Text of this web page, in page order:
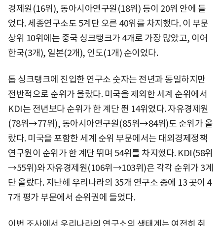
경제원(16위), 동아시아연구원(18위) 등이 20위 안에 들
었다. 세종연구소도 5계단 오른 40위를 차지했다. 이 부문
상위 10위에는 중국 싱크탱크가 4개로 가장 많았고, 이어
한국(3개), 일본(2개), 인도(1개) 순이었다.
톱 싱크탱크에 진입한 연구소 숫자는 전년과 동일하지만
전반적으로 순위가 올랐다. 미국을 제외한 세계 순위에서
KDI는 전년보다 순위가 한 계단 뛴 14위였다. 자유경제원
(78위→77위), 동아시아연구원(85위→84위)도 순위가 올
랐다. 미국을 포함한 세계 순위 부문에서는 대외경제정책
연구원이 순위가 한 계단 뛰며 54위를 차지했다. KDI(58위
→55위)와 자유경제원(106위→103위)은 각각 순위가 3계
단 올랐다. 지난해 우리나라의 35개 연구소 중에 13 곳이 4
7개 평가 부문에서 순위권에 들었다.